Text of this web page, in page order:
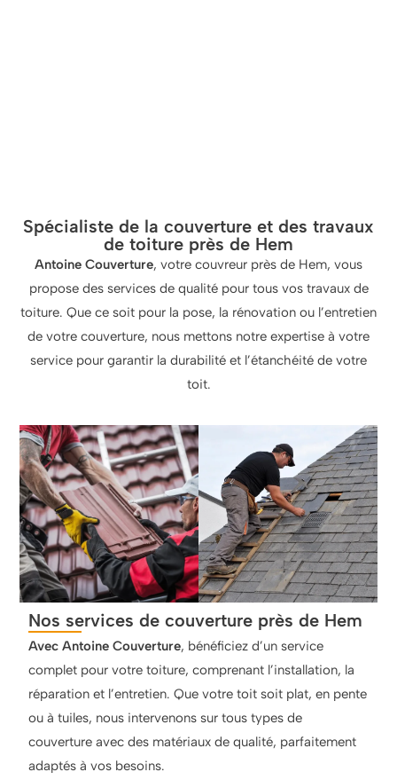
Spécialiste de la couverture et des travaux
de toiture près de Hem
Antoine Couverture, votre couvreur près de Hem, vous
propose des services de qualité pour tous vos travaux de
toiture. Que ce soit pour la pose, la rénovation ou l’entretien
de votre couverture, nous mettons notre expertise à votre
service pour garantir la durabilité et l’étanchéité de votre
toit.
Nos services de couverture près de Hem
Avec Antoine Couverture, bénéficiez d’un service
complet pour votre toiture, comprenant l’installation, la
réparation et l’entretien. Que votre toit soit plat, en pente
ou à tuiles, nous intervenons sur tous types de
couverture avec des matériaux de qualité, parfaitement
adaptés à vos besoins.